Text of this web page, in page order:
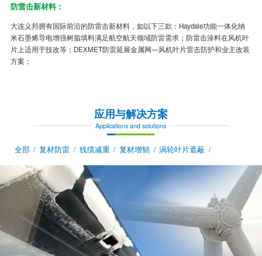
防雷击新材料：
大连义邦拥有国际前沿的防雷击新材料，如以下三款：Haydale功能一体化纳
米石墨烯导电增强树脂填料满足航空航天领域防雷需求；防雷击涂料在风机叶
片上适用于技改等；DEXMET防雷延展金属网—风机叶片雷击防护和业主改装
方案；
应用与解决方案
Applications and solutions
全部 / 复材防雷 / 线缆减重 / 复材增韧 / 涡轮叶片遮蔽 /